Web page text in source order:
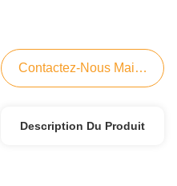
Contactez-Nous Maintenant
Description Du Produit